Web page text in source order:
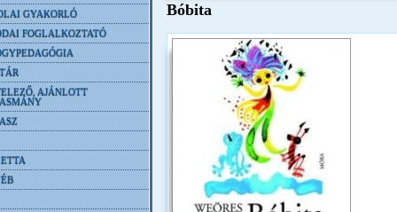
GYAKORLÓ
FOGLALKOZTATÓ
AJÁNLOTT
Bóbita